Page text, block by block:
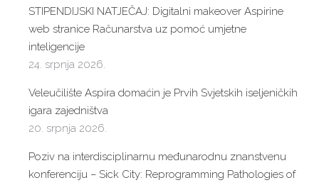
STIPENDIJSKI NATJEČAJ: Digitalni makeover Aspirine
web stranice Računarstva uz pomoć umjetne
inteligencije
24. srpnja 2026.
Veleučilište Aspira domaćin je Prvih Svjetskih iseljeničkih
igara zajedništva
20. srpnja 2026.
Poziv na interdisciplinarnu međunarodnu znanstvenu
konferenciju – Sick City: Reprogramming Pathologies of